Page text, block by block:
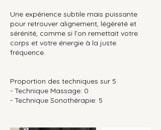
Une expérience subtile mais puissante
pour retrouver alignement, légèreté et
sérénité, comme si l’on remettait votre
corps et votre énergie à la juste
fréquence.
Proportion des techniques sur 5
- Technique Massage: 0
- Technique Sonothérapie: 5